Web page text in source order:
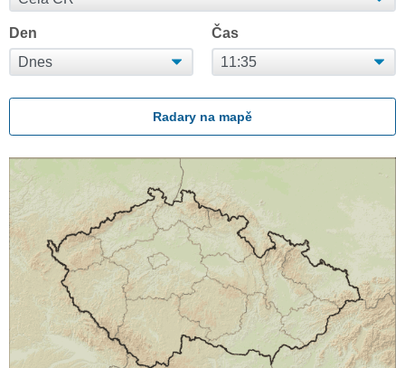
Den Čas
Radary na mapě